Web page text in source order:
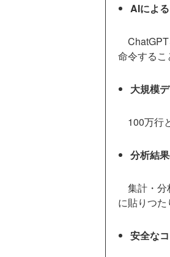
AIによ
ChatGPT
命令するこ
大規模
100万行
分析結
集計・分
に貼りつた
安全な